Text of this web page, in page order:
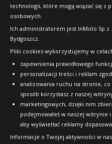
technologii, które mogą wiązać się z
osobowych.
Ich administratorem jest InMoto Sp z
Bydgoszcz.
Pliki cookies wykorzystujemy w
zapewnienia prawidłowego
personalizacji treści i reklam
analizowania ruchu na stronie,
sposób korzystasz z naszej
marketingowych, dzięki nim
podejmowałeś w naszej
aby wyświetlać reklamy
Informacje o Twojej aktywności w
Raty
FAQ
OFICJALNY